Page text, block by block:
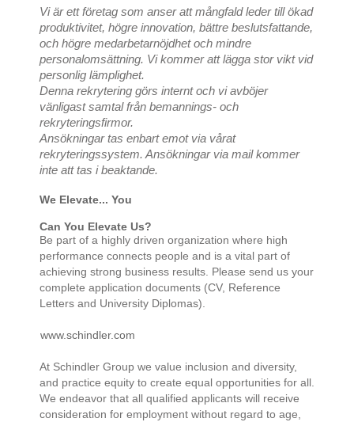
Vi är ett företag som anser att mångfald leder till ökad
produktivitet, högre innovation, bättre beslutsfattande,
och högre medarbetarnöjdhet och mindre
personalomsättning. Vi kommer att lägga stor vikt vid
personlig lämplighet.
Denna rekrytering görs internt och vi avböjer
vänligast samtal från bemannings- och
rekryteringsfirmor.
Ansökningar tas enbart emot via vårat
rekryteringssystem. Ansökningar via mail kommer
inte att tas i beaktande.
We Elevate... You
Can You Elevate Us?
Be part of a highly driven organization where high
performance connects people and is a vital part of
achieving strong business results. Please send us your
complete application documents (CV, Reference
Letters and University Diplomas).
www.schindler.com
At Schindler Group we value inclusion and diversity,
and practice equity to create equal opportunities for all.
We endeavor that all qualified applicants will receive
consideration for employment without regard to age,